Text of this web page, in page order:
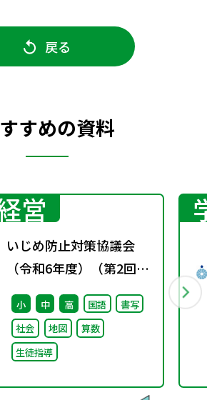
戻る
すめの資料
営
いじめ防止対策協議会
（令和6年度）（第2回）
配付資料
小 中 高 国語
書写
社会
地図
算数
生徒指導